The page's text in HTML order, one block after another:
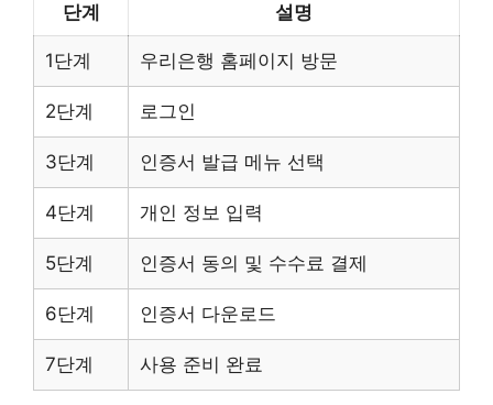
단계 설명
1단계 우리은행 홈페이지 방문
2단계 로그인
3단계 인증서 발급 메뉴 선택
4단계 개인 정보 입력
5단계 인증서 동의 및 수수료 결제
6단계 인증서 다운로드
7단계 사용 준비 완료